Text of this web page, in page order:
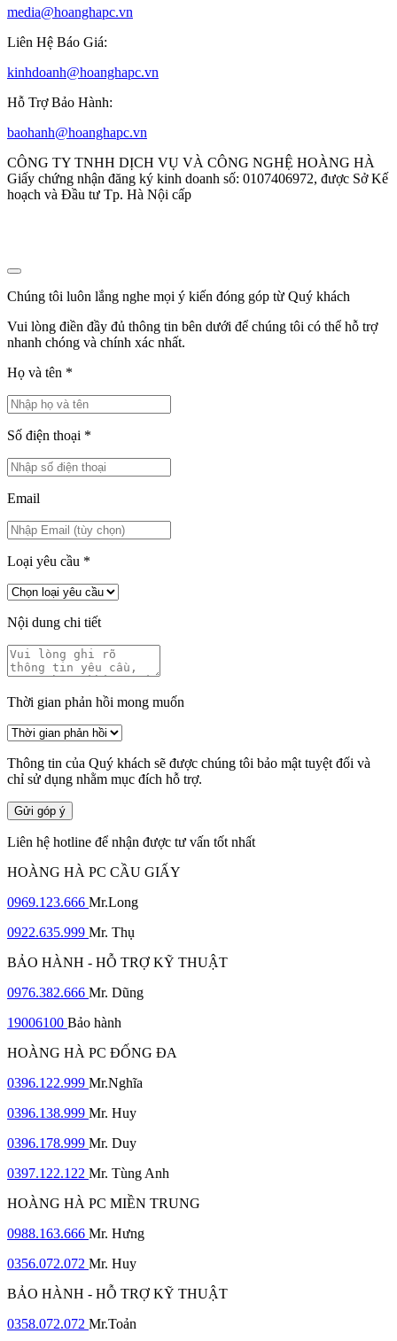
media@hoanghapc.vn
Liên Hệ Báo Giá:
kinhdoanh@hoanghapc.vn
Hỗ Trợ Bảo Hành:
baohanh@hoanghapc.vn
CÔNG TY TNHH DỊCH VỤ VÀ CÔNG NGHỆ HOÀNG HÀ
Giấy chứng nhận đăng ký kinh doanh số: 0107406972, được Sở Kế
hoạch và Đầu tư Tp. Hà Nội cấp
Chúng tôi luôn lắng nghe mọi ý kiến đóng góp từ Quý khách
Vui lòng điền đầy đủ thông tin bên dưới để chúng tôi có thể hỗ trợ
nhanh chóng và chính xác nhất.
Họ và tên *
Số điện thoại *
Email
Loại yêu cầu *
Nội dung chi tiết
Thời gian phản hồi mong muốn
Thông tin của Quý khách sẽ được chúng tôi bảo mật tuyệt đối và
chỉ sử dụng nhằm mục đích hỗ trợ.
Gửi góp ý
Liên hệ hotline để nhận được tư vấn tốt nhất
HOÀNG HÀ PC CẦU GIẤY
0969.123.666 Mr.Long
0922.635.999 Mr. Thụ
BẢO HÀNH - HỖ TRỢ KỸ THUẬT
0976.382.666 Mr. Dũng
19006100 Bảo hành
HOÀNG HÀ PC ĐỐNG ĐA
0396.122.999 Mr.Nghĩa
0396.138.999 Mr. Huy
0396.178.999 Mr. Duy
0397.122.122 Mr. Tùng Anh
HOÀNG HÀ PC MIỀN TRUNG
0988.163.666 Mr. Hưng
0356.072.072 Mr. Huy
BẢO HÀNH - HỖ TRỢ KỸ THUẬT
0358.072.072 Mr.Toản